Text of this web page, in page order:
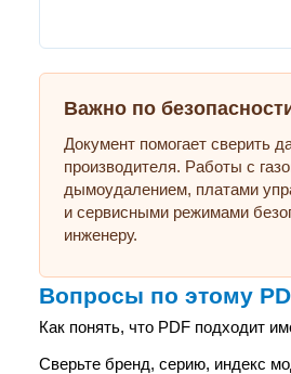
Важно по
Документ помогает сверить
производителя. Работы с
дымоудалением, платами
и сервисными режимами
инженеру.
Вопросы по этому
Как понять, что PDF подходит
Сверьте бренд, серию, индекс